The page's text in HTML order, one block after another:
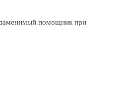
помощник при